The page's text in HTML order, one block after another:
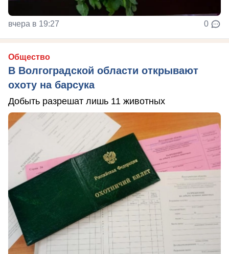
вчера в 19:27 0
Общество
В Волгоградской области открывают
охоту на барсука
Добыть разрешат лишь 11 животных